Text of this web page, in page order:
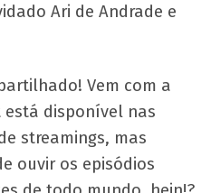
Ari de Andrade e
Vem com a
está disponível nas
streamings, mas
ouvir os episódios